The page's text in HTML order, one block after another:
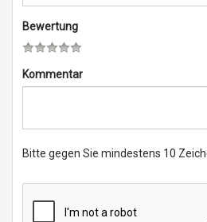
Bewertung
Kommentar
Bitte gegen Sie mindestens 10